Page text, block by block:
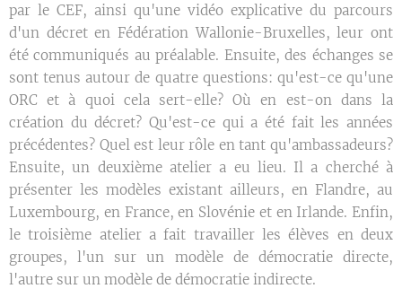
par le CEF, ainsi qu'une vidéo explicative du parcours
d'un décret en Fédération Wallonie-Bruxelles, leur ont
été communiqués au préalable. Ensuite, des échanges se
sont tenus autour de quatre questions: qu'est-ce qu'une
ORC et à quoi cela sert-elle? Où en est-on dans la
création du décret? Qu'est-ce qui a été fait les années
précédentes? Quel est leur rôle en tant qu'ambassadeurs?
Ensuite, un deuxième atelier a eu lieu. Il a cherché à
présenter les modèles existant ailleurs, en Flandre, au
Luxembourg, en France, en Slovénie et en Irlande. Enfin,
le troisième atelier a fait travailler les élèves en deux
groupes, l'un sur un modèle de démocratie directe,
l'autre sur un modèle de démocratie indirecte.